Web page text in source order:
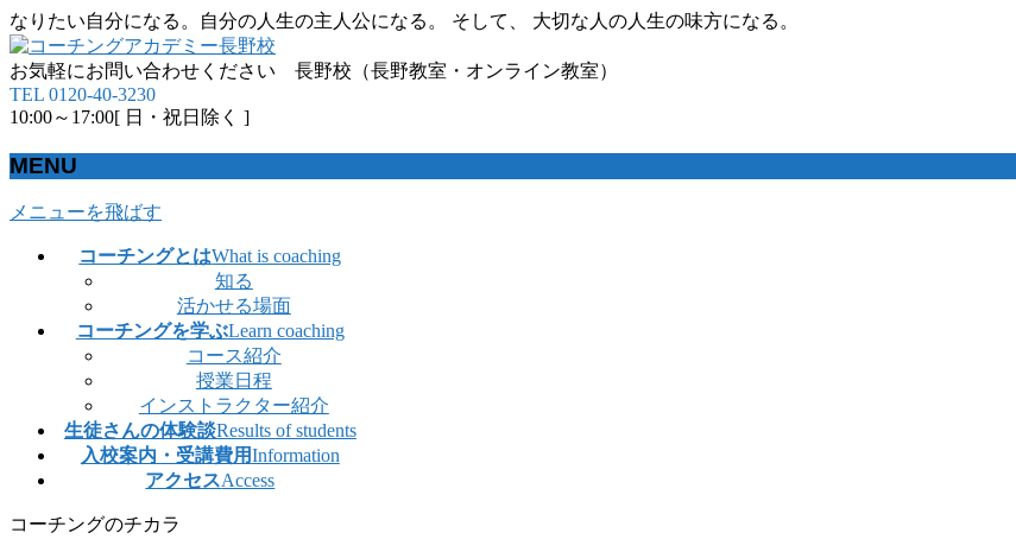
なりたい自分になる。自分の人生の主人公になる。 そして、 大切な人の人生の味方になる。
お気軽にお問い合わせください 長野校（長野教室・オンライン教室）
TEL 0120-40-3230
10:00～17:00[ 日・祝日除く ]
MENU
メニューを飛ばす
コーチングとはWhat is coaching
知る
活かせる場面
コーチングを学ぶLearn coaching
コース紹介
授業日程
インストラクター紹介
生徒さんの体験談Results of students
入校案内・受講費用Information
アクセスAccess
コーチングのチカラ